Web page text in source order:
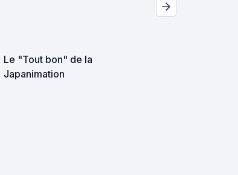
Le "Tout bon" de la
Japanimation